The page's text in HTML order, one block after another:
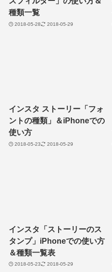
種類一覧
2018-05-28 2018-05-29
インスタ ストーリー「フォ
ントの種類」＆iPhoneでの
使い方
2018-05-23 2018-05-29
インスタ「ストーリーのス
タンプ」iPhoneでの使い方
＆種類一覧表
2018-05-23 2018-05-29